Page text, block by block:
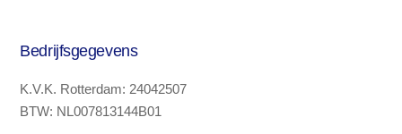
Bedrijfsgegevens
K.V.K. Rotterdam: 24042507
BTW: NL007813144B01